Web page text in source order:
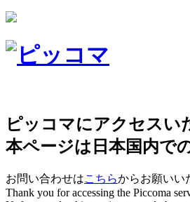
ピッコマにアクセスい
本ページは日本国内で
お問い合わせはこちらからお願いい
Thank you for accessing the Piccoma